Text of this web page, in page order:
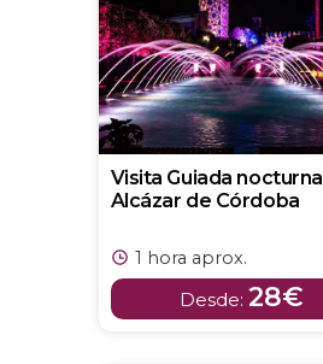
Visita Guiada nocturna
Alcázar de Córdoba
1 hora aprox.
Desde: 28€